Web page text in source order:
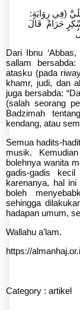
(فِي رِوَايَةٍ:
حَرَامٌ قَالَ
Dari Ibnu
sallam bersabda:
atasku (pada
khamr, judi, dan
juga bersabda:
(salah seorang
Badzimah
kendang, atau
Semua hadits-
musik.
bolehnya wanita
gadis-gadis
karenanya, hal ini
boleh
sehingga
hadapan umum,
Wallahu a’lam.
https://
Category : artikel